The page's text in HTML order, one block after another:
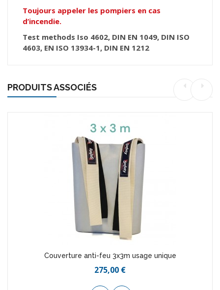
Toujours appeler les pompiers en cas
d’incendie.
Test methods Iso 4602, DIN EN 1049, DIN ISO
4603, EN ISO 13934-1, DIN EN 1212
PRODUITS ASSOCIÉS
Couverture anti-feu 3x3m usage unique
275,00 €